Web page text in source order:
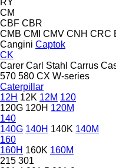
CM
CBF CBR
CMB CMI CMV CNH CRC
Cangini Captok
CK
Carer Carl Stahl Carrus
570 580 CX W-series
Caterpillar
12H 12K 12M 120
120G 120H 120M
140
140G 140H 140K 140M
160
160H 160K 160M
215 301